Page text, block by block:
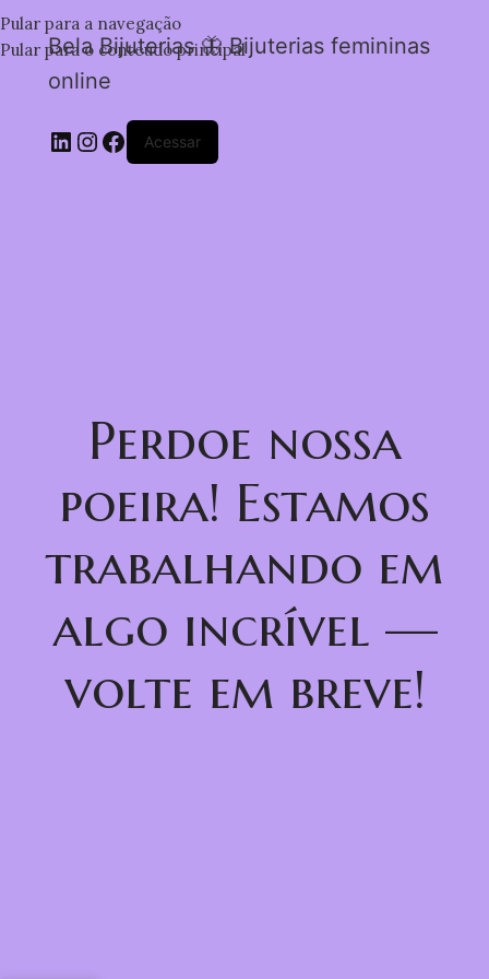
Pular para a navegação
Pular para o conteúdo principal
Bela Bijuterias 🦋 Bijuterias femininas
online
Acessar
Perdoe nossa
poeira! Estamos
trabalhando em
algo incrível —
volte em breve!